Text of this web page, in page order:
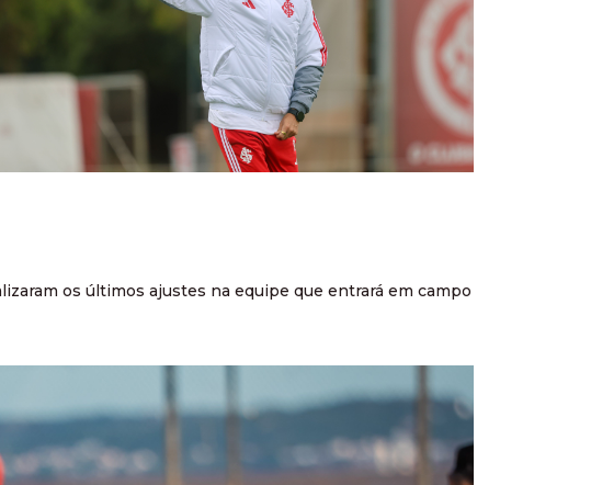
os últimos ajustes na equipe que entrará em campo